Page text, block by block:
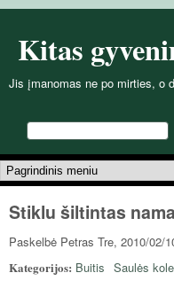
Kitas
Jis įmanomas ne po mirties, o
Paieškos forma
Paieška
Pagrindinis meniu
Stiklu šiltintas
Paskelbė Petras Tre, 2010/02/
Kategorijos: Buitis Saulės